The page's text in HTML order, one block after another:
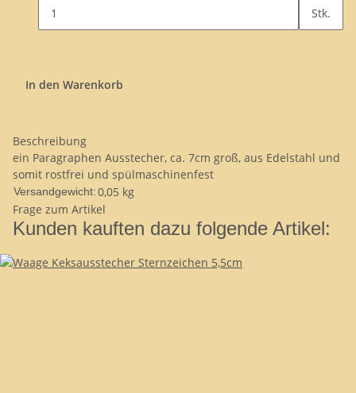
Stk.
In den Warenkorb
Beschreibung
ein Paragraphen Ausstecher, ca. 7cm groß, aus Edelstahl und
somit rostfrei und spülmaschinenfest
Versandgewicht:0,05 kg
Frage zum Artikel
Kunden kauften dazu folgende Artikel: